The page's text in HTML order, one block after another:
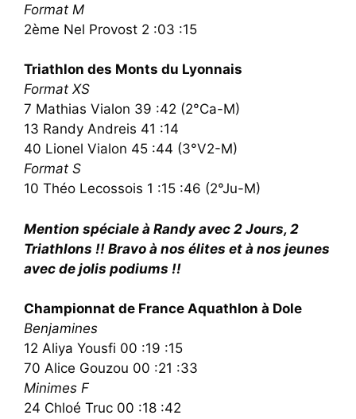
Format M
2ème Nel Provost 2 :03 :15
Triathlon des Monts du Lyonnais
Format XS
7 Mathias Vialon 39 :42 (2°Ca-M)
13 Randy Andreis 41 :14
40 Lionel Vialon 45 :44 (3°V2-M)
Format S
10 Théo Lecossois 1 :15 :46 (2°Ju-M)
Mention spéciale à Randy avec 2 Jours, 2
Triathlons !! Bravo à nos élites et à nos jeunes
avec de jolis podiums !!
Championnat de France Aquathlon à Dole
Benjamines
12 Aliya Yousfi 00 :19 :15
70 Alice Gouzou 00 :21 :33
Minimes F
24 Chloé Truc 00 :18 :42